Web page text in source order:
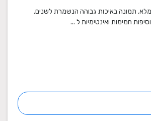
תמונה באיכות גבוהה הנשמרת לשנים.
חמימות ואינטימיות ל ...